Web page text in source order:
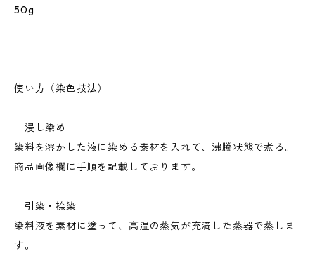
50g
使い方（染色技法）
浸し染め
染料を溶かした液に染める素材を入れて、沸騰状態で煮る。
商品画像欄に手順を記載しております。
引染・捺染
染料液を素材に塗って、高温の蒸気が充満した蒸器で蒸しま
す。